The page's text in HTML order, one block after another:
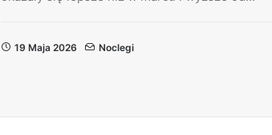
19 Maja 2026 Noclegi